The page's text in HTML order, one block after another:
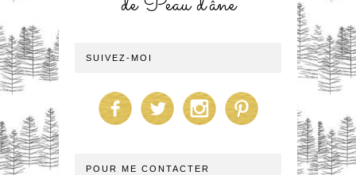
SUIVEZ-MOI
POUR ME CONTACTER